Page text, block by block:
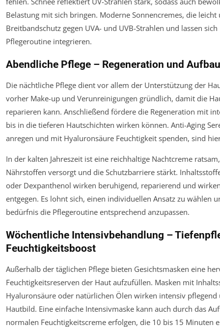
Belastung mit sich bringen. Moderne Sonnencremes, die
Breitbandschutz gegen UVA- und UVB-Strahlen und lassen
Pflegeroutine integrieren.
Abendliche Pflege – Regeneration und Aufbau
Die nächtliche Pflege dient vor allem der Unterstützung der
vorher Make-up und Verunreinigungen gründlich, damit die
reparieren kann. Anschließend fördere die Regeneration mit
bis in die tieferen Hautschichten wirken können. Anti-Aging
anregen und mit Hyaluronsäure Feuchtigkeit spenden, sind
In der kalten Jahreszeit ist eine reichhaltige Nachtcreme
Nährstoffen versorgt und die Schutzbarriere stärkt.
oder Dexpanthenol wirken beruhigend, reparierend und
entgegen. Es lohnt sich, einen individuellen Ansatz zu wählen
bedürfnis die Pflegeroutine entsprechend anzupassen.
Wöchentliche Intensivbehandlung –
Feuchtigkeitsboost
Außerhalb der täglichen Pflege bieten Gesichtsmasken eine
Feuchtigkeitsreserven der Haut aufzufüllen. Masken mit
Hyaluronsäure oder natürlichen Ölen wirken intensiv pflegend
Hautbild. Eine einfache Intensivmaske kann auch durch das
normalen Feuchtigkeitscreme erfolgen, die 10 bis 15 Minuten